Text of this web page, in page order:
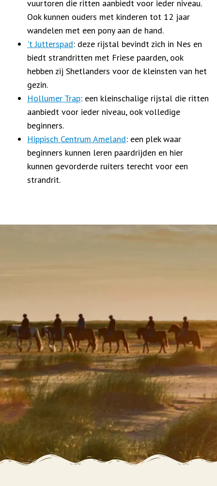
vuurtoren die ritten aanbiedt voor ieder niveau.
Ook kunnen ouders met kinderen tot 12 jaar
wandelen met een pony aan de hand.
't Jutterspad: deze rijstal bevindt zich in Nes en
biedt strandritten met Friese paarden, ook
hebben zij Shetlanders voor de kleinsten van het
gezin.
Hollumer Trap: een kleinschalige rijstal die ritten
aanbiedt voor ieder niveau, ook volledige
beginners.
Hippisch Centrum Ameland: een plek waar
beginners kunnen leren paardrijden en hier
kunnen gevorderde ruiters terecht voor een
strandrit.